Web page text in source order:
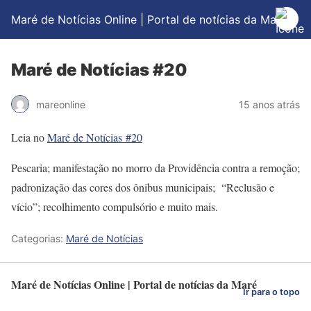
Maré de Notícias Online | Portal de notícias da Maré
Maré de Notícias #20
mareonline 15 anos atrás
Leia noMaré de Notícias #20
Pescaria; manifestação no morro da Providência contra a remoção;
padronização das cores dos ônibus municipais; “Reclusão e
vício”; recolhimento compulsório e muito mais.
Categorias: Maré de Notícias
Maré de Notícias Online | Portal de notícias da MaréIr para o topo